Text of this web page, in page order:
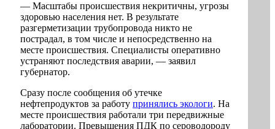
— Масштабы происшествия некритичны, угрозы
здоровью населения нет. В результате
разгерметизации трубопровода никто не
пострадал, в том числе и непосредственно на
месте происшествия. Специалисты оперативно
устраняют последствия аварии, — заявил
губернатор.
Сразу после сообщения об утечке
нефтепродуктов за работу принялись экологи. На
месте происшествия работали три передвижные
лаборатории. Превышения ПДК по сероводороду